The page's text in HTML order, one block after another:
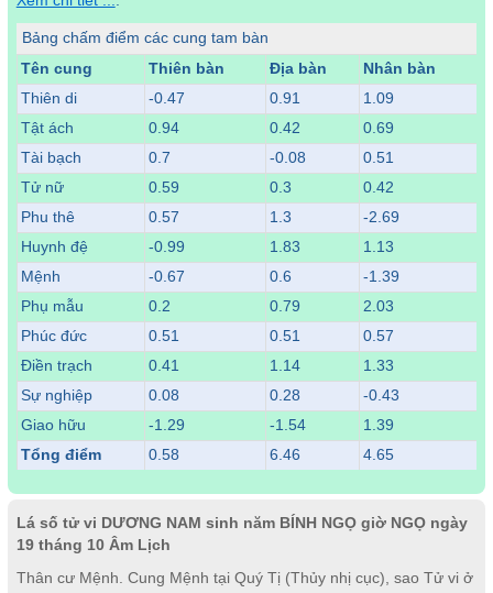
Bảng chấm điểm các cung tam bàn
Tên cung
Thiên bàn Địa bàn
Nhân bàn
Thiên di
-0.47 0.91
1.09
Tật ách
0.94 0.42
0.69
Tài bạch
0.7 -0.08
0.51
Tử nữ
0.59 0.3
0.42
Phu thê
0.57 1.3
-2.69
Huynh đệ
-0.99 1.83
1.13
Mệnh
-0.67 0.6
-1.39
Phụ mẫu
0.2 0.79
2.03
Phúc đức
0.51 0.51
0.57
Điền trạch
0.41 1.14
1.33
Sự nghiệp
0.08 0.28
-0.43
Giao hữu
-1.29 -1.54
1.39
Tổng điểm
0.58 6.46 4.65
Lá số tử vi DƯƠNG NAM sinh năm BÍNH NGỌ giờ NGỌ ngày
19 tháng 10 Âm Lịch
Thân cư Mệnh. Cung Mệnh tại Quý Tị (Thủy nhị cục), sao Tử vi ở